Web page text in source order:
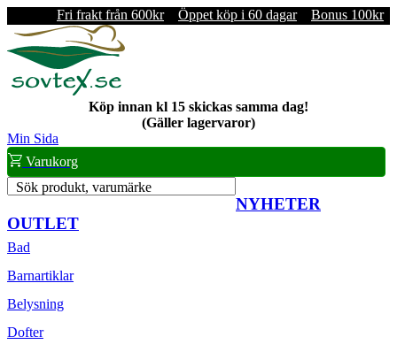
Fri frakt från 600kr Öppet köp i 60 dagar Bonus 100kr
Köp innan kl 15 skickas samma dag!
(Gäller lagervaror)
Min Sida
Varukorg
Sök produkt, varumärke
NYHETER
OUTLET
Bad
Barnartiklar
Belysning
Dofter